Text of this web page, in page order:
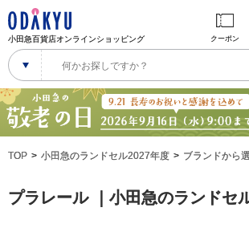
小田急百貨店オンラインショッピング クーポン
TOP 小田急のランドセル2027年度 ブランドから
プラレール ｜小田急のランドセ